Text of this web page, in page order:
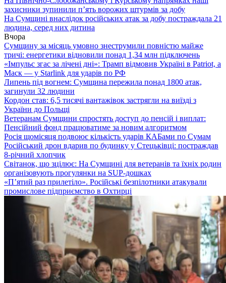
захисники зупинили п’ять ворожих штурмів за добу
На Сумщині внаслідок російських атак за добу постраждала 21
людина, серед них дитина
Вчора
Сумщину за місяць умовно знеструмили повністю майже
тричі: енергетики відновили понад 1,34 млн підключень
«Імпульс згас за лічені дні»: Трамп відмовив Україні в Patriot, а
Маск — у Starlink для ударів по РФ
Липень під вогнем: Сумщина пережила понад 1800 атак,
загинули 32 людини
Кордон став: 6,5 тисячі вантажівок застрягли на виїзді з
України до Польщі
Ветеранам Сумщини спростять доступ до пенсій і виплат:
Пенсійний фонд працюватиме за новим алгоритмом
Росія щомісяця подвоює кількість ударів КАБами по Сумам
Російський дрон вдарив по будинку у Стецьківці: постраждав
8-річний хлопчик
Світанок, що зцілює: На Сумщині для ветеранів та їхніх родин
організовують прогулянки на SUP-дошках
«П’ятий раз прилетіло». Російські безпілотники атакували
промислове підприємство в Охтирці